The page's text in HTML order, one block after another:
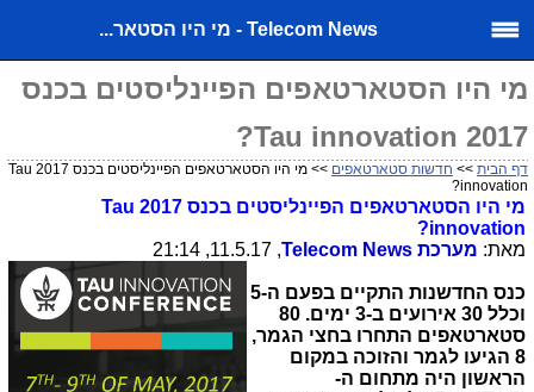
Telecom News - מי היו הסטאר...
מי היו הסטארטאפים הפיינליסטים בכנס
2017 Tau innovation?
דף הבית >> חדשות סטארטאפים
>> מי היו הסטארטאפים הפיינליסטים בכנס 2017 Tau
innovation?
מי היו הסטארטאפים הפיינליסטים בכנס 2017
Tau
innovation
?
מאת: מערכת Telecom News
, 11.5.17, 21:14
כנס החדשנות התקיים בפעם ה-5
וכלל 30 אירועים ב-3 ימים. 80
סטארטאפים התחרו בחצי הגמר,
8 הגיעו לגמר והזוכה במקום
הראשון היה מתחום ה-